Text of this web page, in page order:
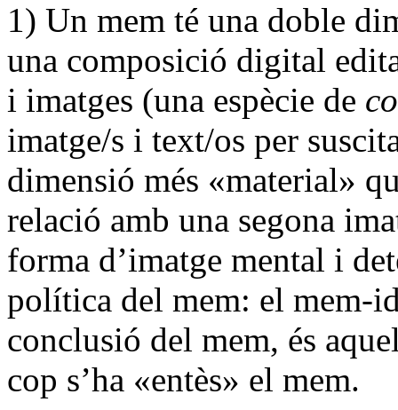
1) Un mem té una doble
una composició digital
i imatges (una espècie de
imatge/s i text/os per
dimensió més «material»
relació amb una segona
forma d’imatge mental i
política del mem: el mem-
conclusió del mem, és
cop s’ha «entès» el mem.